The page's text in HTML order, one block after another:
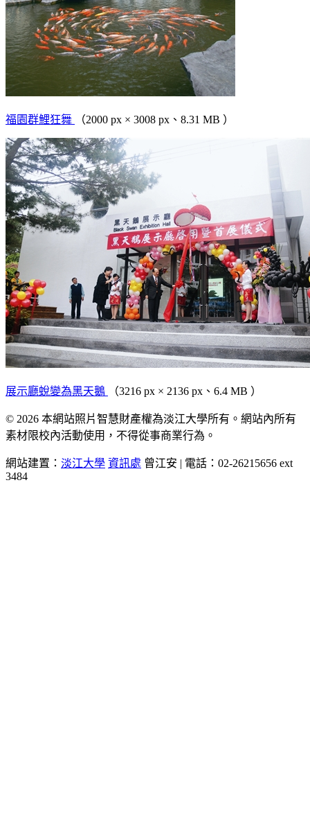
福園群鯉狂舞 （2000 px × 3008 px、8.31 MB ）
展示廳蛻變為黑天鵝 （3216 px × 2136 px、6.4 MB ）
© 2026 本網站照片智慧財產權為淡江大學所有。網站內所有
素材限校內活動使用，不得從事商業行為。
網站建置： 淡江大學 資訊處 曾江安 | 電話：02-26215656 ext
3484